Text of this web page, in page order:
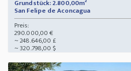
Grundstück: 2.800,00m²
San Felipe de Aconcagua
Preis:
290.000,00 €
~ 248.646,00 £
~ 320.798,00 $